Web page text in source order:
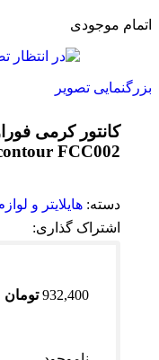
اتمام موجودی
بزرگنمایی تصویر
FCC002
دسته: هایلایتر و
اشتراک گذاری:
932,400 تومان